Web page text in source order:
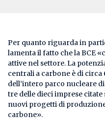
Per quanto riguarda in
lamenta il fatto che la BCE
attive nel settore. La
centrali a carbone è di circa
dell’intero parco nucleare
tre delle dieci imprese
nuovi progetti di
carbone».